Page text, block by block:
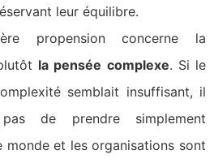
leur équilibre.
propension concerne la
la pensée complexe. Si le
semblait insuffisant, il
de prendre simplement
monde et les organisations sont